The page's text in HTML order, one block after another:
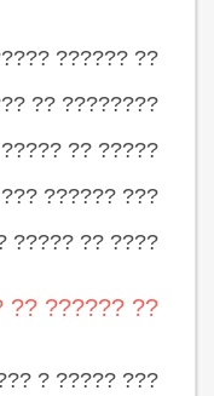
?????? ?? ???
??? ?? ??????
??? ?? ????
?? ????? ????
?? ???? ???
??? ???? ???
??? ? ?? ????